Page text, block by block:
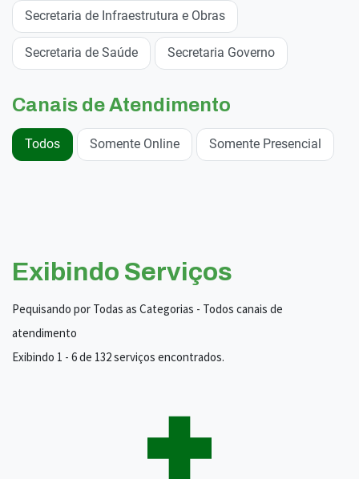
Secretaria de Infraestrutura e Obras
Secretaria de Saúde Secretaria Governo
Canais de Atendimento
Todos Somente Online Somente Presencial
Exibindo Serviços
Pequisando por Todas as Categorias - Todos canais de
atendimento
Exibindo 1 - 6 de 132 serviços encontrados.